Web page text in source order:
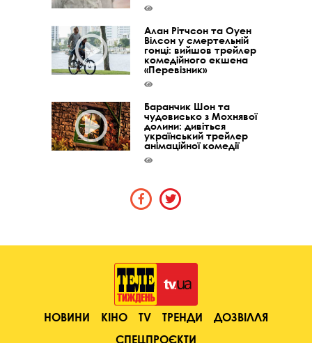
Алан Рітчсон та Оуен
Вілсон у смертельній
гонці: вийшов трейлер
комедійного екшена
«Перевізник»
Баранчик Шон та
чудовисько з Мохнявої
долини: дивіться
український трейлер
анімаційної комедії
НОВИНИ КІНО TV ТРЕНДИ
ДОЗВІЛЛЯ
СПЕЦПРОЄКТИ